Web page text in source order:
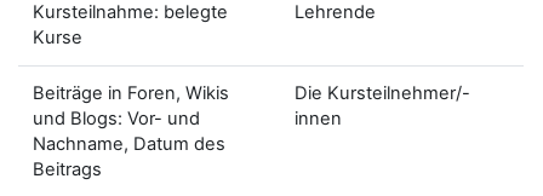
Kursteilnahme: belegte
Kurse
Lehrende
Beiträge in Foren, Wikis
und Blogs: Vor- und
Nachname, Datum des
Beitrags
Die Kursteilnehmer/-
innen